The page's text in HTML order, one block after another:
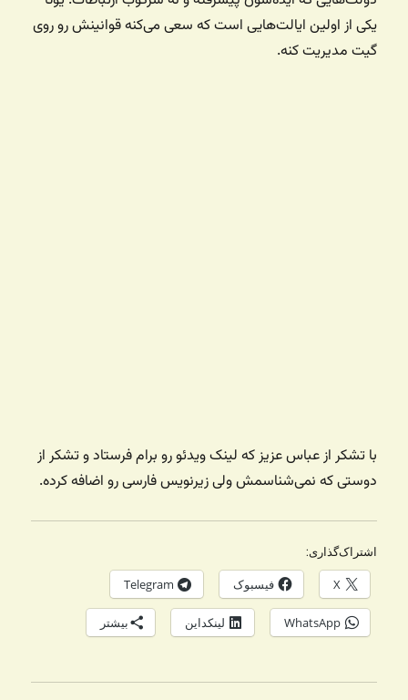
یکی از اولین ایالت‌هایی است که سعی می‌کنه قوانینش رو روی
گیت مدیریت کنه.
با تشکر از عباس عزیز که لینک ویدئو رو برام فرستاد و تشکر از
دوستی که نمی‌شناسمش ولی زیرنویس فارسی رو اضافه کرده.
اشتراک‌گذاری:
X فیسبوک Telegram
WhatsApp لینکداین بیشتر